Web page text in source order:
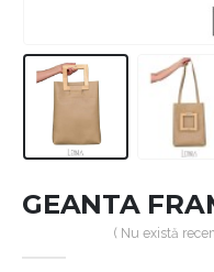
GEANTA
( Nu există